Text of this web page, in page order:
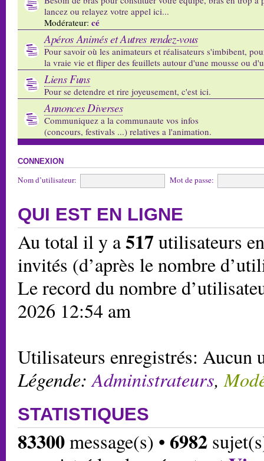
lancez ou relayez votre appel ici...
Modérateur: cé
Apéros Animés et Autres rendez-vous
Pour savoir où les animateurs et réalisateurs s'imbibent,
la vraie vie et fliper des feuillets autour d'une mousse ou
Liens Funs
Pour se detendre et rire joyeusement, c'est ici.
Annonces Diverses
Communiquez a la communaute vos infos
(concours, festivals ...) relatives a l'animation.
CONNEXION
Nom d’utilisateur: Mot de passe:
QUI EST EN LIGNE
Au total il y a517utilisateurs
invités (d’après le nombre
Le record du nombre
2026 12:54 am
Utilisateurs enregistrés: Aucun
Légende:Administrateurs,
STATISTIQUES
83300message(s) • 6982